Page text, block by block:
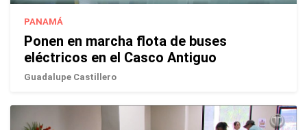
PANAMÁ
Ponen en marcha flota de buses
eléctricos en el Casco Antiguo
Guadalupe Castillero